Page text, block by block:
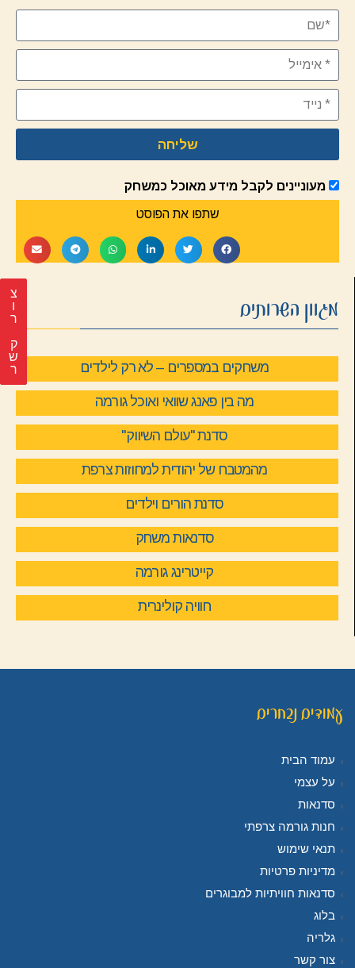
שליחה
מעוניינים לקבל מידע מאוכל כמשחק
שתפו את הפוסט
מגוון השרותים
משחקים במספרים – לא רק לילדים
מה בין פאנג שוואי ואוכל גורמה
סדנת "עולם השיווק"
מהמטבח של יהודית למחוזות צרפת
סדנת הורים וילדים
סדנאות משחק
קייטרינג גורמה
חוויה קולינרית
עמודים נבחרים
עמוד הבית
על עצמי
סדנאות
חנות גורמה צרפתי
תנאי שימוש
מדיניות פרטיות
סדנאות חוויתיות למבוגרים
בלוג
גלריה
צור קשר
צ
ר
ק
ש
ר